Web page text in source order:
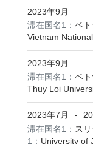
2023年9月
滞在国名1： ベ
Vietnam
2023年9月
滞在国名1： ベ
Thuy Loi
2023年7月 -
滞在国名1： ス
1： University of